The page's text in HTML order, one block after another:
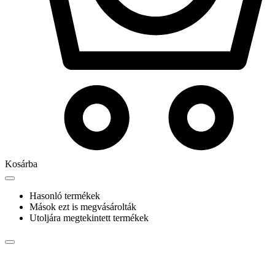
Kosárba
Hasonló termékek
Mások ezt is megvásárolták
Utoljára megtekintett termékek